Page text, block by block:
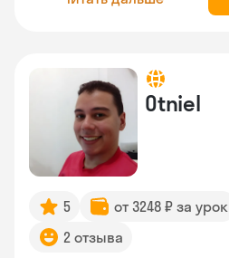
Otniel
5 от 3248 ₽ за урок
2 отзыва